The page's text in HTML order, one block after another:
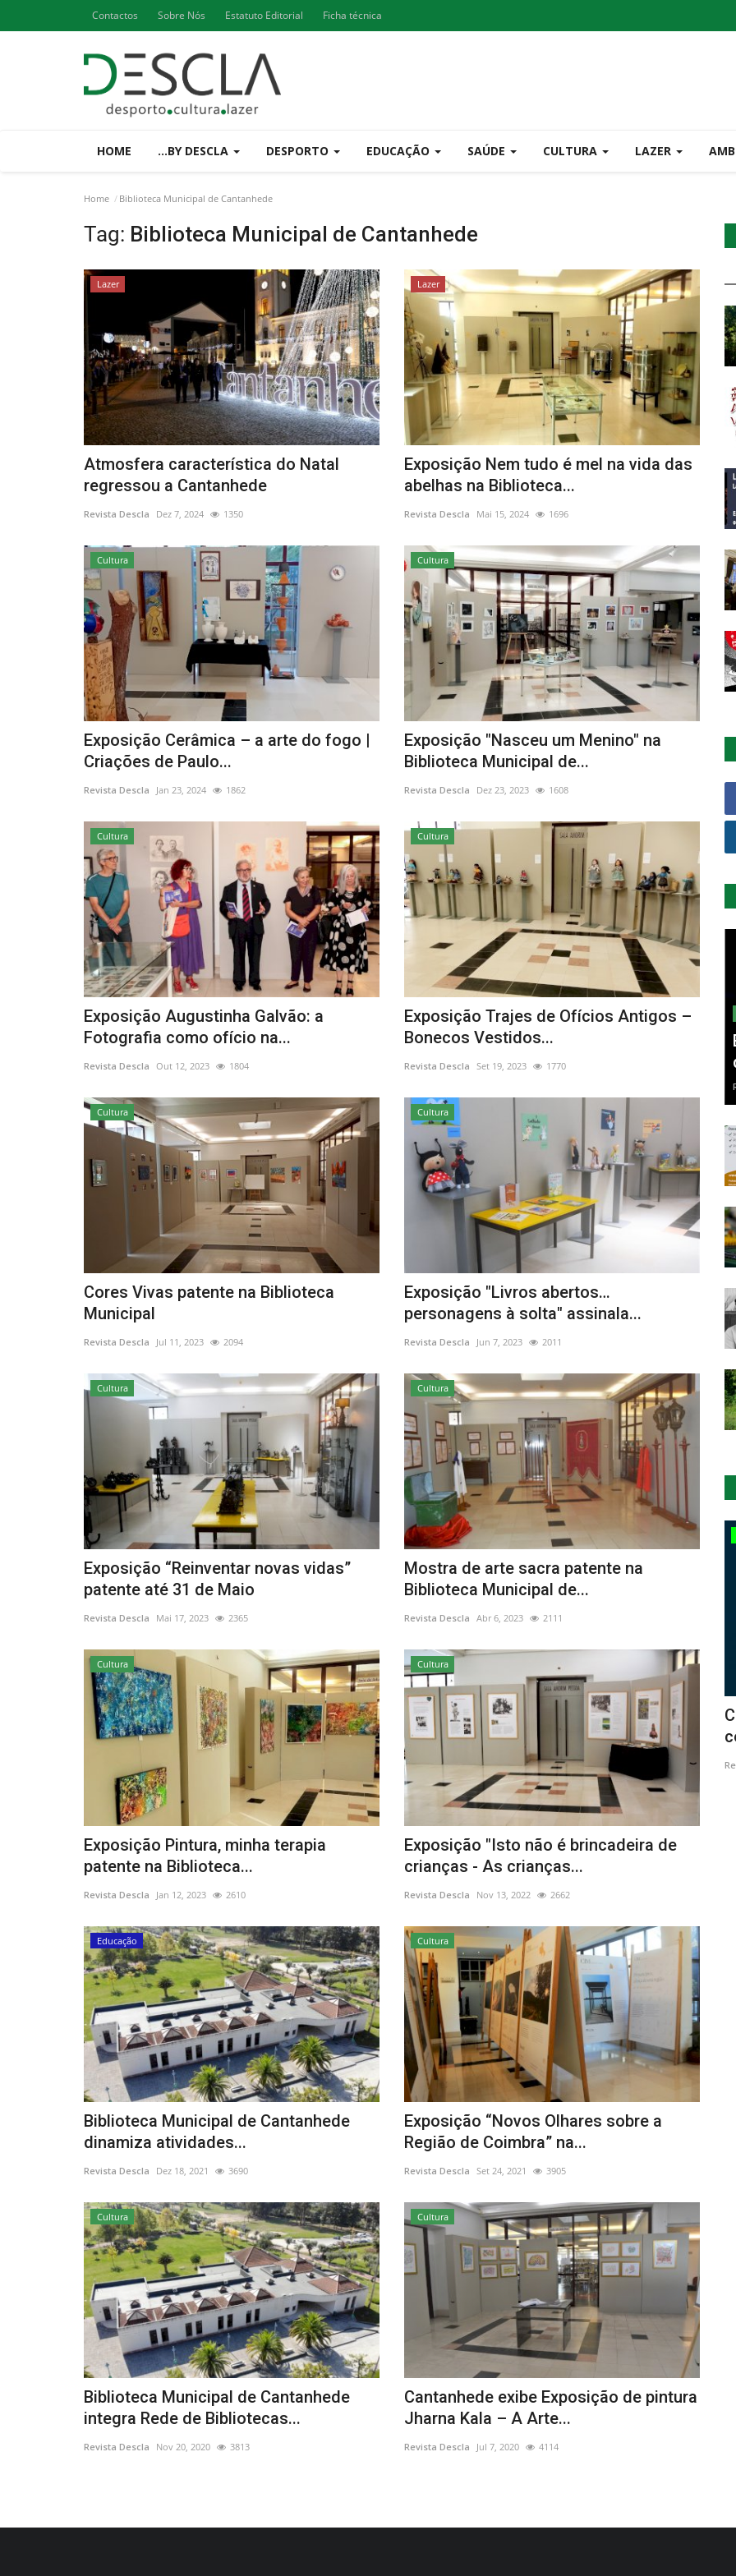
Contactos Sobre Nós Estatuto Editorial Ficha técnica
HOME ...BY DESCLA DESPORTO EDUCAÇÃO SAÚDE CULTURA LAZER
Home Biblioteca Municipal de Cantanhede
Tag: Biblioteca Municipal de Cantanhede
Lazer
Atmosfera característica do Natal
regressou a Cantanhede
Revista Descla Dez 7, 2024 1350
Lazer
Exposição Nem tudo é mel na vida das
abelhas na Biblioteca...
Revista Descla Mai 15, 2024 1696
Cultura
Exposição Cerâmica – a arte do fogo |
Criações de Paulo...
Revista Descla Jan 23, 2024 1862
Cultura
Exposição "Nasceu um Menino" na
Biblioteca Municipal de...
Revista Descla Dez 23, 2023 1608
Cultura
Exposição Augustinha Galvão: a
Fotografia como ofício na...
Revista Descla Out 12, 2023 1804
Cultura
Exposição Trajes de Ofícios Antigos –
Bonecos Vestidos...
Revista Descla Set 19, 2023 1770
Cultura
Cores Vivas patente na Biblioteca
Municipal
Revista Descla Jul 11, 2023 2094
Cultura
Exposição "Livros abertos…
personagens à solta" assinala...
Revista Descla Jun 7, 2023 2011
Cultura
Exposição “Reinventar novas vidas”
patente até 31 de Maio
Revista Descla Mai 17, 2023 2365
Cultura
Mostra de arte sacra patente na
Biblioteca Municipal de...
Revista Descla Abr 6, 2023 2111
Cultura
Exposição Pintura, minha terapia
patente na Biblioteca...
Revista Descla Jan 12, 2023 2610
Cultura
Exposição "Isto não é brincadeira de
crianças - As crianças...
Revista Descla Nov 13, 2022 2662
Educação
Biblioteca Municipal de Cantanhede
dinamiza atividades...
Revista Descla Dez 18, 2021 3690
Cultura
Exposição “Novos Olhares sobre a
Região de Coimbra” na...
Revista Descla Set 24, 2021 3905
Cultura
Biblioteca Municipal de Cantanhede
integra Rede de Bibliotecas...
Revista Descla Nov 20, 2020 3813
Cultura
Cantanhede exibe Exposição de pintura
Jharna Kala – A Arte...
Revista Descla Jul 7, 2020 4114
Monchique comemora o seu 250.º
aniversário de elevação...
Revista Descla Jan 14, 2023
Cultura
Folle Époque assinala centenário dos
Loucos Anos 20 no...
Revista Descla Out 16, 2020 3838